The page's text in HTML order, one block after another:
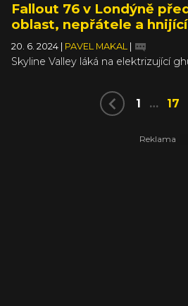
Fallout 76 v Londýně
oblast, nepřátele a
20. 6. 2024 PAVEL MAKAL
Skyline Valley láká na elektrizující
1 … 17